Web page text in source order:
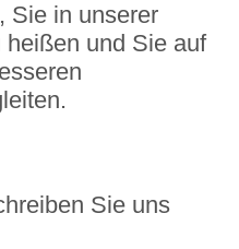
Sie in unserer
und Sie auf
Sie uns